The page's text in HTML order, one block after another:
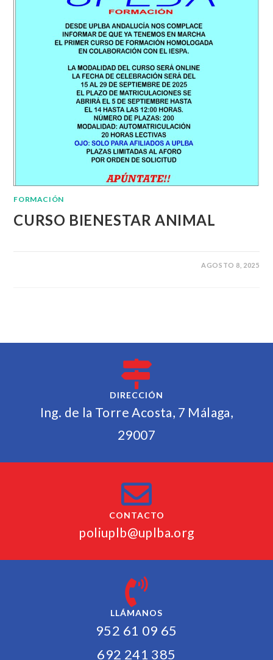
FORMACIÓN
CURSO BIENESTAR ANIMAL
AGOSTO 8, 2025
DIRECCIÓN
Ing. de la Torre Acosta, 7 Málaga,
29007
CONTACTO
poliuplb@uplba.org
LLÁMANOS
952 61 09 65
692 241 385